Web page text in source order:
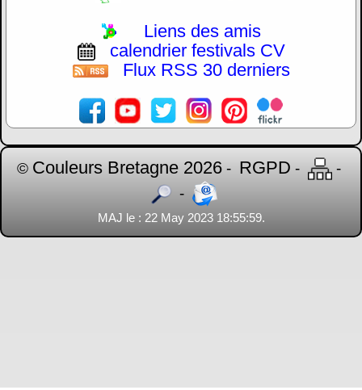
Liens des amis
calendrier festivals CV
Flux RSS 30 derniers
© Couleurs Bretagne 2026 - RGPD -
-
-
MAJ le : 22 May 2023 18:55:59.